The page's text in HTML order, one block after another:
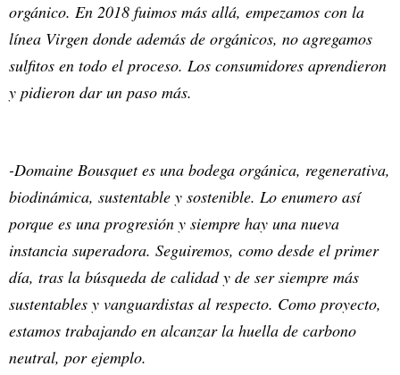
orgánico. En 2018 fuimos más allá, empezamos con la
línea Virgen donde además de orgánicos, no agregamos
sulfitos en todo el proceso. Los consumidores aprendieron
y pidieron dar un paso más.
-Domaine Bousquet es una bodega orgánica, regenerativa,
biodinámica, sustentable y sostenible. Lo enumero así
porque es una progresión y siempre hay una nueva
instancia superadora. Seguiremos, como desde el primer
día, tras la búsqueda de calidad y de ser siempre más
sustentables y vanguardistas al respecto. Como proyecto,
estamos trabajando en alcanzar la huella de carbono
neutral, por ejemplo.